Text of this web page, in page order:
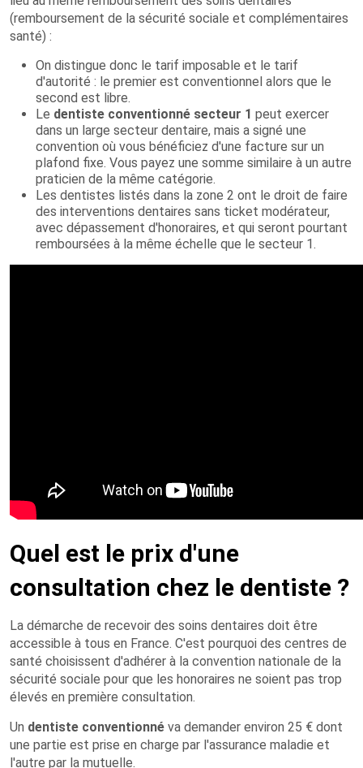
(remboursement de la sécurité sociale et complémentaires
santé) :
On distingue donc le tarif imposable et le tarif
d'autorité : le premier est conventionnel alors que le
second est libre.
Le dentiste conventionné secteur 1 peut exercer
dans un large secteur dentaire, mais a signé une
convention où vous bénéficiez d'une facture sur un
plafond fixe. Vous payez une somme similaire à un autre
praticien de la même catégorie.
Les dentistes listés dans la zone 2 ont le droit de faire
des interventions dentaires sans ticket modérateur,
avec dépassement d'honoraires, et qui seront pourtant
remboursées à la même échelle que le secteur 1.
Quel est le prix d'une
consultation chez le dentiste ?
La démarche de recevoir des soins dentaires doit être
accessible à tous en France. C'est pourquoi des centres de
santé choisissent d'adhérer à la convention nationale de la
sécurité sociale pour que les honoraires ne soient pas trop
élevés en première consultation.
Un dentiste conventionné va demander environ 25 € dont
une partie est prise en charge par l'assurance maladie et
l'autre par la mutuelle.